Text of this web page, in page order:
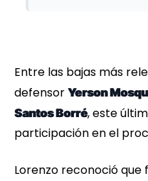
Entre las bajas más
defensor Yerson
Santos Borré, este
participación en el
Lorenzo reconoció que